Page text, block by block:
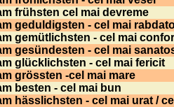
frühsten cel mai devreme
geduldigsten - cel mai
gemütlichsten - cel mai
gesündesten - cel mai
glücklichsten - cel mai fericit
grössten -cel mai mare
besten - cel mai bun
hässlichsten - cel mai urat /